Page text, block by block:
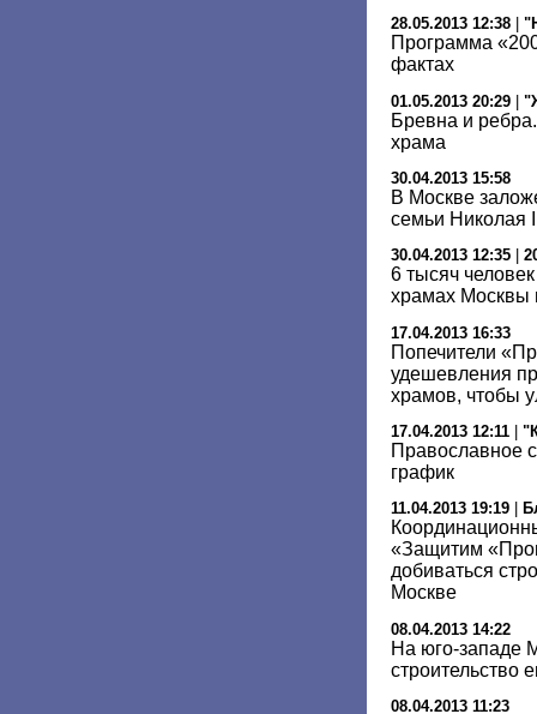
28.05.2013 12:38
Программа
фактах
01.05.2013 20:29 |
Бревна и
храма
30.04.2013 15:58
В Москве
семьи Николая
30.04.2013 12:35
6 тысяч
храмах Москвы
17.04.2013 16:33
Попечители
удешевления
храмов, чтобы
17.04.2013 12:11
Православное
график
11.04.2013 19:19
«Защитим
добиваться
Москве
08.04.2013 14:22
На юго-западе
строительство
08.04.2013 11:23